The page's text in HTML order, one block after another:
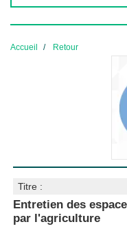
Accueil Retour
Titre :
Entretien des
par l'agriculture